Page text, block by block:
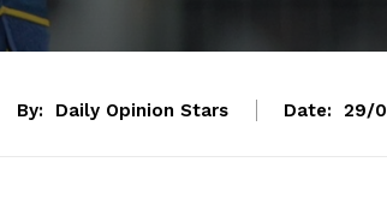
By: Daily Opinion Stars Date: 29/